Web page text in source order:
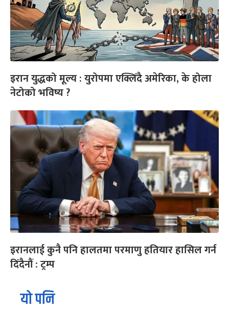
इरान युद्धको मूल्य : युरोपमा एक्लिँदै अमेरिका, के होला
नेटोको भविष्य ?
इरानलाई कुनै पनि हालतमा परमाणु हतियार हासिल गर्न
दिंदैनौं : ट्रम्प
यो पनि